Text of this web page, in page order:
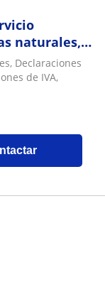
naturales,
Declaraciones
de IVA,